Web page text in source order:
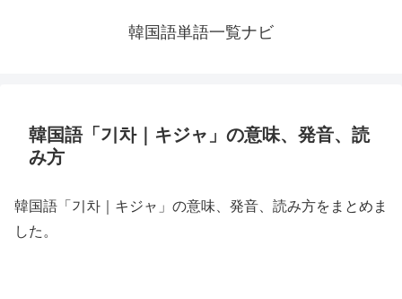
韓国語単語一覧ナビ
韓国語「기차｜キジャ」の意味、発音、読
み方
韓国語「기차｜キジャ」の意味、発音、読み方をまとめま
した。